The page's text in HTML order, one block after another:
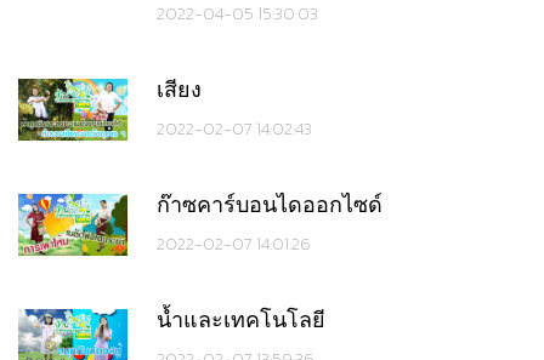
2022-04-05 15:30:03
เสียง
2022-02-07 14:02:43
ก๊าซคาร์บอนไดออกไซด์
2022-02-07 14:01:26
น้ำและเทคโนโลยี